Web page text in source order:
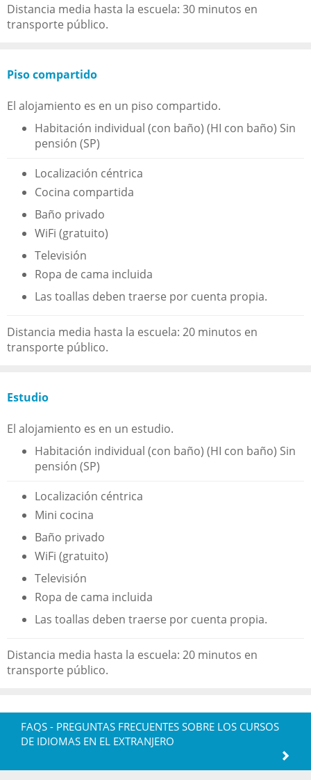
Distancia media hasta la escuela: 30 minutos en
transporte público.
Piso compartido
El alojamiento es en un piso compartido.
Habitación individual (con baño) (HI con baño) Sin
pensión (SP)
Localización céntrica
Cocina compartida
Baño privado
WiFi (gratuito)
Televisión
Ropa de cama incluida
Las toallas deben traerse por cuenta propia.
Distancia media hasta la escuela: 20 minutos en
transporte público.
Estudio
El alojamiento es en un estudio.
Habitación individual (con baño) (HI con baño) Sin
pensión (SP)
Localización céntrica
Mini cocina
Baño privado
WiFi (gratuito)
Televisión
Ropa de cama incluida
Las toallas deben traerse por cuenta propia.
Distancia media hasta la escuela: 20 minutos en
transporte público.
FAQS - PREGUNTAS FRECUENTES SOBRE LOS CURSOS
DE IDIOMAS EN EL EXTRANJERO